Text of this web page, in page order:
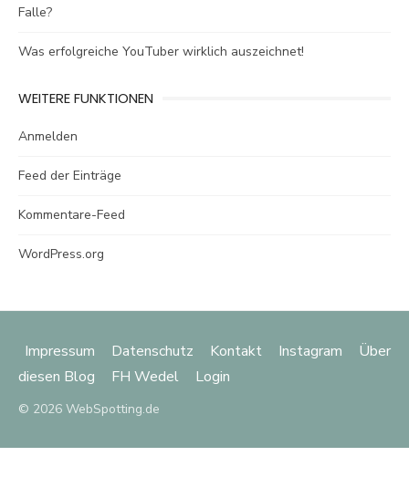
Falle?
Was erfolgreiche YouTuber wirklich auszeichnet!
WEITERE FUNKTIONEN
Anmelden
Feed der Einträge
Kommentare-Feed
WordPress.org
Impressum Datenschutz Kontakt Instagram
Über
diesen Blog
FH Wedel Login
© 2026 WebSpotting.de